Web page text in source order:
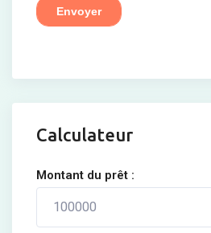
Calculateur
Montant du prêt :